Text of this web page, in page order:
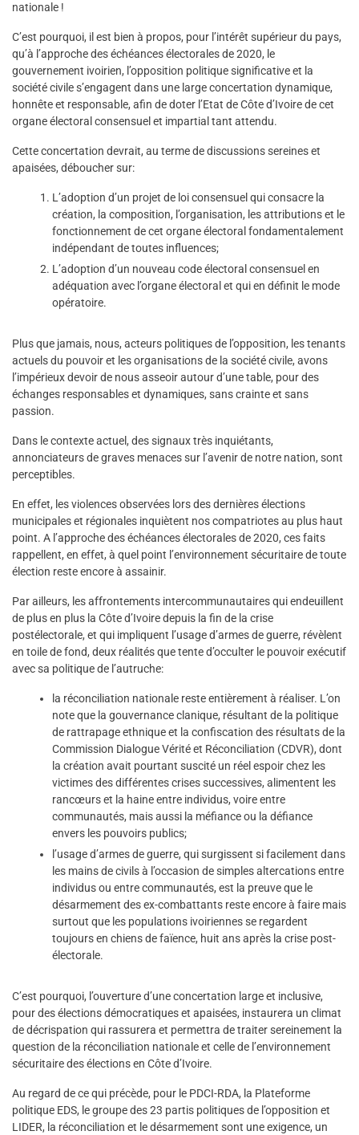
nationale !
C’est pourquoi, il est bien à propos, pour l’intérêt supérieur du pays,
qu’à l’approche des échéances électorales de 2020, le
gouvernement ivoirien, l’opposition politique significative et la
société civile s’engagent dans une large concertation dynamique,
honnête et responsable, afin de doter l’Etat de Côte d’Ivoire de cet
organe électoral consensuel et impartial tant attendu.
Cette concertation devrait, au terme de discussions sereines et
apaisées, déboucher sur:
L’adoption d’un projet de loi consensuel qui consacre la
création, la composition, l’organisation, les attributions et le
fonctionnement de cet organe électoral fondamentalement
indépendant de toutes influences;
L’adoption d’un nouveau code électoral consensuel en
adéquation avec l’organe électoral et qui en définit le mode
opératoire.
Plus que jamais, nous, acteurs politiques de l’opposition, les tenants
actuels du pouvoir et les organisations de la société civile, avons
l’impérieux devoir de nous asseoir autour d’une table, pour des
échanges responsables et dynamiques, sans crainte et sans
passion.
Dans le contexte actuel, des signaux très inquiétants,
annonciateurs de graves menaces sur l’avenir de notre nation, sont
perceptibles.
En effet, les violences observées lors des dernières élections
municipales et régionales inquiètent nos compatriotes au plus haut
point. A l’approche des échéances électorales de 2020, ces faits
rappellent, en effet, à quel point l’environnement sécuritaire de toute
élection reste encore à assainir.
Par ailleurs, les affrontements intercommunautaires qui endeuillent
de plus en plus la Côte d’Ivoire depuis la fin de la crise
postélectorale, et qui impliquent l’usage d’armes de guerre, révèlent
en toile de fond, deux réalités que tente d’occulter le pouvoir exécutif
avec sa politique de l’autruche:
la réconciliation nationale reste entièrement à réaliser. L’on
note que la gouvernance clanique, résultant de la politique
de rattrapage ethnique et la confiscation des résultats de la
Commission Dialogue Vérité et Réconciliation (CDVR), dont
la création avait pourtant suscité un réel espoir chez les
victimes des différentes crises successives, alimentent les
rancœurs et la haine entre individus, voire entre
communautés, mais aussi la méfiance ou la défiance
envers les pouvoirs publics;
l’usage d’armes de guerre, qui surgissent si facilement dans
les mains de civils à l’occasion de simples altercations entre
individus ou entre communautés, est la preuve que le
désarmement des ex-combattants reste encore à faire mais
surtout que les populations ivoiriennes se regardent
toujours en chiens de faïence, huit ans après la crise post-
électorale.
C’est pourquoi, l’ouverture d’une concertation large et inclusive,
pour des élections démocratiques et apaisées, instaurera un climat
de décrispation qui rassurera et permettra de traiter sereinement la
question de la réconciliation nationale et celle de l’environnement
sécuritaire des élections en Côte d’Ivoire.
Au regard de ce qui précède, pour le PDCI-RDA, la Plateforme
politique EDS, le groupe des 23 partis politiques de l’opposition et
LIDER, la réconciliation et le désarmement sont une exigence, un